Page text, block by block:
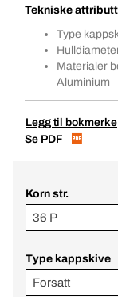
Tekniske
Type
Materialer
Aluminium
Legg til bokmerke
Se PDF
Korn str.
36 P
Type kappskive
Forsatt